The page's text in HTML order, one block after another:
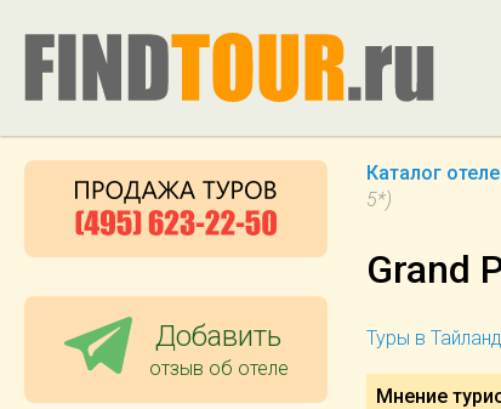
Каталог
5*)
Grand
Туры в
Мнение
Добавить
отзыв об отеле